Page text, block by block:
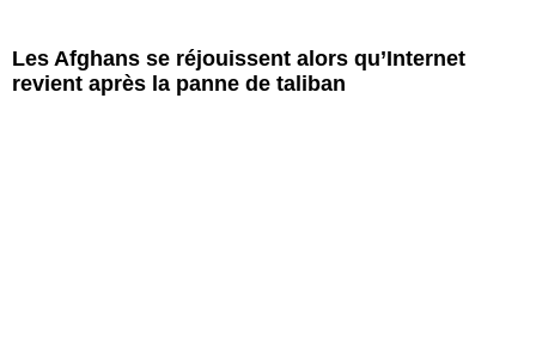
Les Afghans se réjouissent alors qu’Internet
revient après la panne de taliban